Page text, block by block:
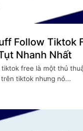
Follow Tiktok
Nhanh Nhất
free là một thủ
tiktok nhưng nó...